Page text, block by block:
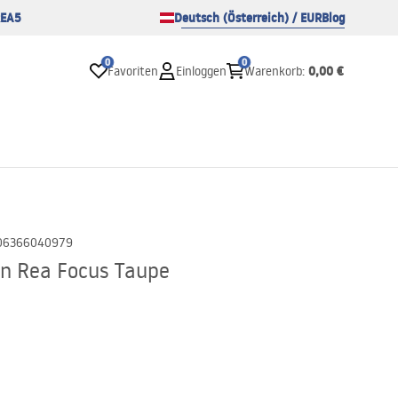
Deutsch (Österreich) / EURBlog
0
Favoriten Einloggen
0
Warenkorb: 0,00 €
Rea Focus Taupe